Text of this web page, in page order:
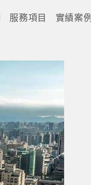
服務項目 實績案例